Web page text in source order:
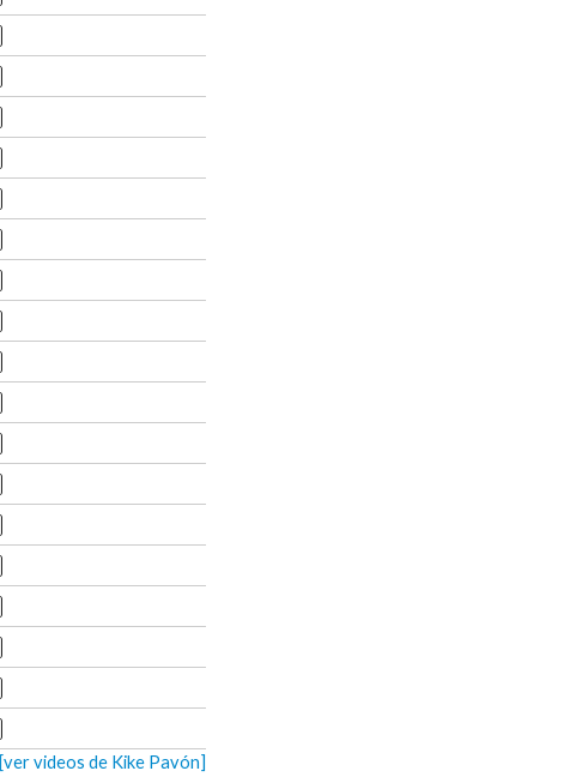
[ver videos de Kike Pavón]